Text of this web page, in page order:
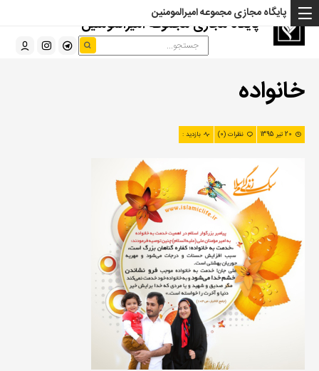
پایگاه مجازی مجموعه امیرالمومنین
پایگاه مجازی مجموعه امیرالمومنین
خانواده
20 تیر 1395 نظرات (0) بازدید :